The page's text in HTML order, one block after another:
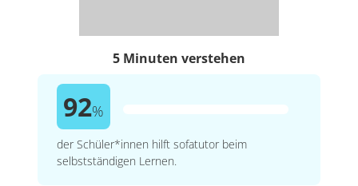
5 Minuten verstehen
92%
der Schüler*innen hilft sofatutor beim
selbstständigen Lernen.